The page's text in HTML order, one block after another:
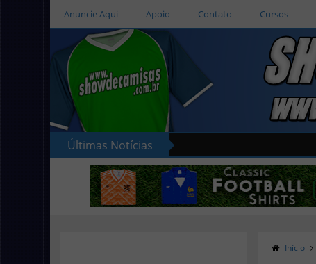
Anuncie Aqui Apoio Contato Cursos
Últimas Notícias
Início